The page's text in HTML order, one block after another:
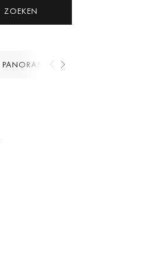
ZOEKEN
PANORAMISCHE UITZICHTEN